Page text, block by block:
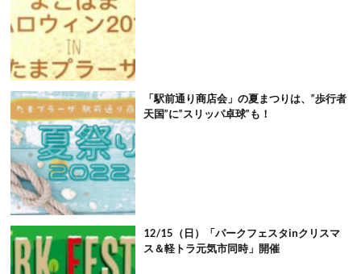
「駅前通り商店会」の夏まつりは、”歩行者
天国”に”スリッパ卓球”も！
12/15（日）「パークフェスタinクリスマ
ス＆軽トラ元気市同時」開催